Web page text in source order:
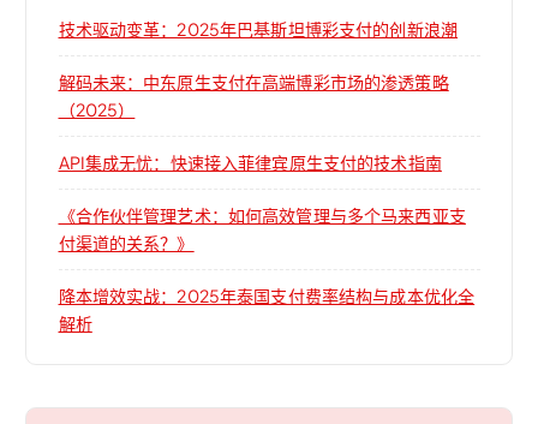
技术驱动变革：2025年巴基斯坦博彩支付的创新浪潮
解码未来：中东原生支付在高端博彩市场的渗透策略
（2025）
API集成无忧：快速接入菲律宾原生支付的技术指南
《合作伙伴管理艺术：如何高效管理与多个马来西亚支
付渠道的关系？》
降本增效实战：2025年泰国支付费率结构与成本优化全
解析